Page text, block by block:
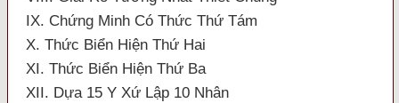
IX. Chứng Minh Có Thức Thứ Tám
X. Thức Biển Hiện Thứ Hai
XI. Thức Biển Hiện Thứ Ba
XII. Dựa 15 Y Xứ Lập 10 Nhân